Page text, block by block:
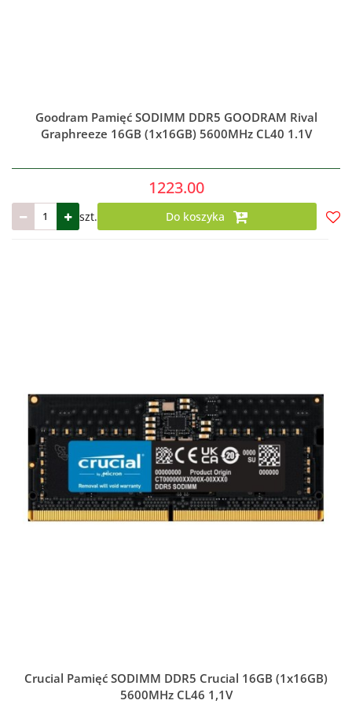
Goodram Pamięć SODIMM DDR5 GOODRAM Rival
Graphreeze 16GB (1x16GB) 5600MHz CL40 1.1V
1223.00
szt. Do koszyka
Crucial Pamięć SODIMM DDR5 Crucial 16GB (1x16GB)
5600MHz CL46 1,1V